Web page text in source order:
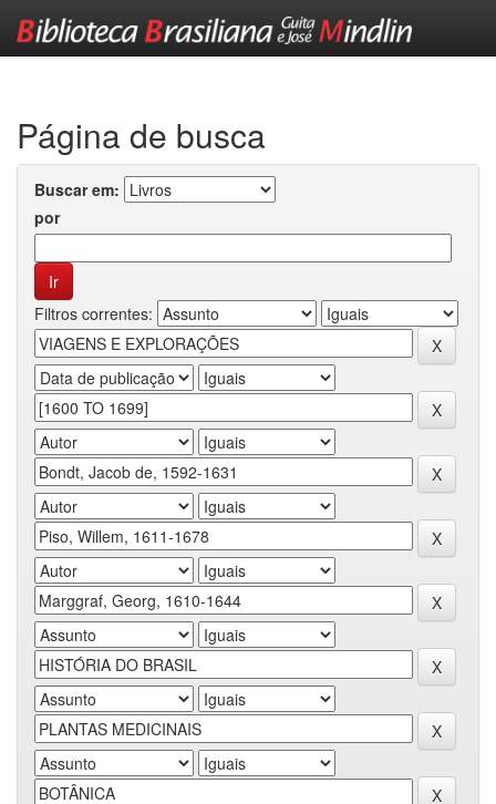
Página de busca
Buscar em:
por
Filtros correntes: